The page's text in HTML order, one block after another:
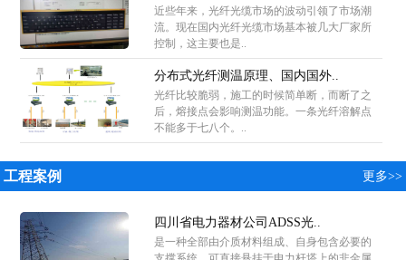
近些年来，光纤光缆市场的波动引领了市场潮
流。现在国内光纤光缆市场基本被几大厂家所
控制，这主要也是..
分布式光纤测温原理、国内国外..
光纤比较脆弱，施工的时候简单断，而断了之
后，熔接点会影响测温功能。一条光纤溶解点
不能多于七八个。..
工程案例 更多>>
四川省电力器材公司ADSS光..
是一种全部由介质材料组成、自身包含必要的